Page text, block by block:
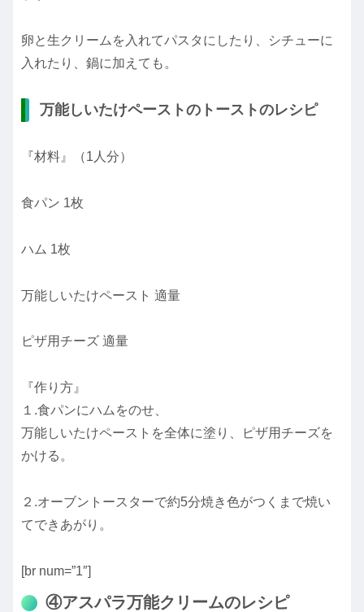
卵と生クリームを入れてパスタにしたり、シチューに
入れたり、鍋に加えても。
万能しいたけペーストのトーストのレシピ
『材料』（1人分）
食パン 1枚
ハム 1枚
万能しいたけペースト 適量
ピザ用チーズ 適量
『作り方』
１.食パンにハムをのせ、
万能しいたけペーストを全体に塗り、ピザ用チーズを
かける。
２.オーブントースターで約5分焼き色がつくまで焼い
てできあがり。
[br num=”1″]
④アスパラ万能クリームのレシピ